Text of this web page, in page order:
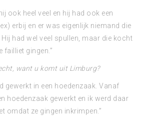
ook heel veel en hij had ook een
erbij en er was eigenlijk niemand die
had wel veel spullen, maar die kocht
failliet gingen.”
want u komt uit Limburg?
gewerkt in een hoedenzaak. Vanaf
hoedenzaak gewerkt en ik werd daar
omdat ze gingen inkrimpen.”